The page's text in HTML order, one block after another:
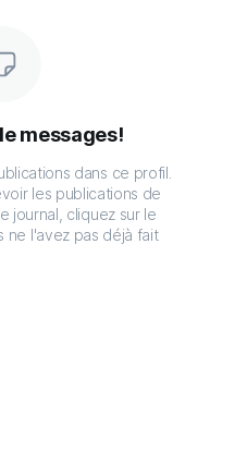
messages!
dans ce profil.
les publications de
journal, cliquez sur le
ne l'avez pas déjà fait